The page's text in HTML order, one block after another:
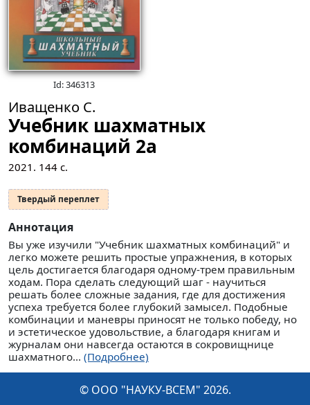
Id: 346313
Иващенко С.
Учебник шахматных
комбинаций 2a
2021. 144 с.
Твердый переплет
Аннотация
Вы уже изучили "Учебник шахматных комбинаций" и
легко можете решить простые упражнения, в которых
цель достигается благодаря одному-трем правильным
ходам. Пора сделать следующий шаг - научиться
решать более сложные задания, где для достижения
успеха требуется более глубокий замысел. Подобные
комбинации и маневры приносят не только победу, но
и эстетическое удовольствие, а благодаря книгам и
журналам они навсегда остаются в сокровищнице
шахматного... (Подробнее)
© ООО "НАУКУ-ВСЕМ" 2026.